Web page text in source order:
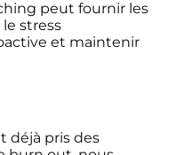
peut fournir les
stress
et maintenir
déjà pris des